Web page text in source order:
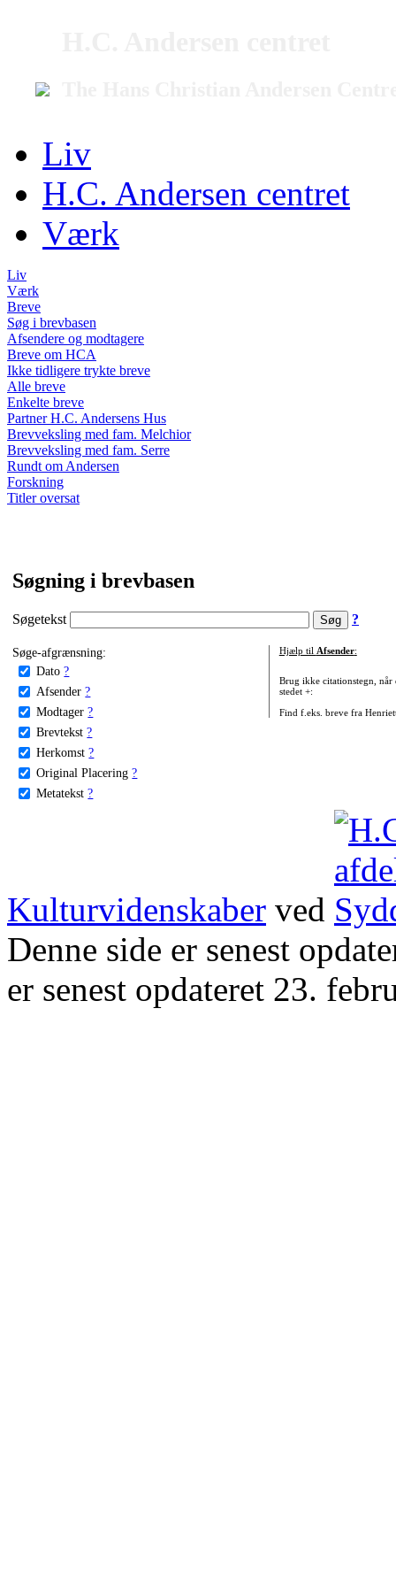
Liv
H.C. Andersen centret
Værk
Liv
Værk
Breve
Søg i brevbasen
Afsendere og modtagere
Breve om HCA
Ikke tidligere trykte breve
Alle breve
Enkelte breve
Partner H.C. Andersens Hus
Brevveksling med fam. Melchior
Brevveksling med fam. Serre
Rundt om Andersen
Forskning
Titler oversat
Søgning i brevbasen
Søgetekst ?
Søge-afgrænsning:
Dato ?
Afsender ?
Modtager ?
Brevtekst ?
Herkomst ?
Original Placering ?
Metatekst ?
Hjælp til Afsender:
Brug ikke citationstegn, når
stedet +:
Find f.eks. breve fra
Kulturvidenskaber ved
Denne side er senest
er senest opdateret 23.